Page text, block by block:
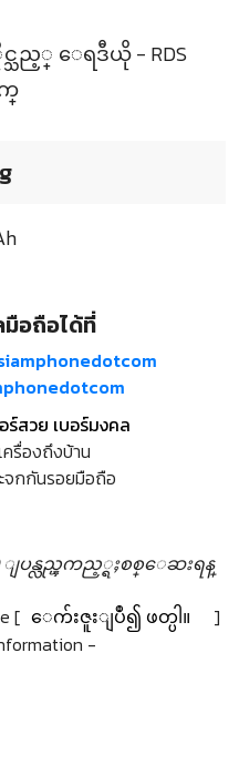
သည့္ ေရဒီယို - RDS
อถือได้ที่
ร์สวย เบอร์มงคล
ครื่องถึงบ้าน
กกันรอยมือถือ
ျပန္လည္ၾကည့္ရႈစစ္ေဆးရန္
[ ေက်းဇူးျပဳ၍ ဖတ္ပါ။
]
-